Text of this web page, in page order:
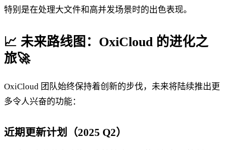
特别是在处理大文件和高并发场景时的出色表现。
📈 未来路线图：OxiCloud 的进化之
旅🚀
OxiCloud 团队始终保持着创新的步伐，未来将陆续推出更
多令人兴奋的功能：
近期更新计划（2025 Q2）